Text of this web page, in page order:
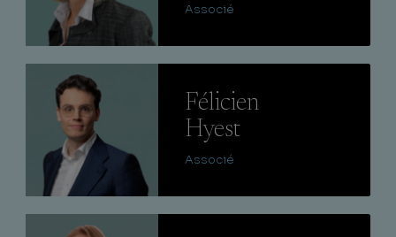
Associé
Félicien
Hyest
Associé